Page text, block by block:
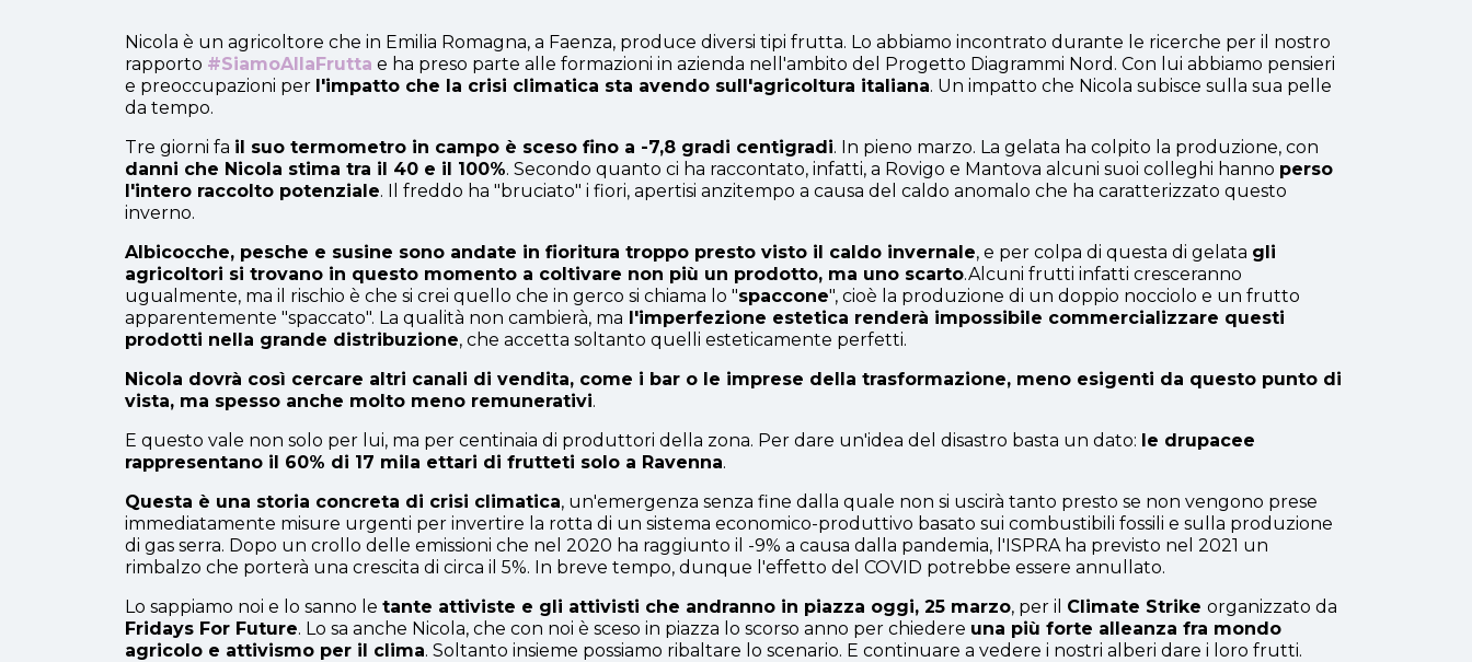
Nicola è un agricoltore che in Emilia Romagna, a Faenza, produce diversi tipi frutta. Lo abbiamo incontrato durante le ricerche per il nostro
rapporto #SiamoAllaFrutta e ha preso parte alle formazioni in azienda nell'ambito del Progetto Diagrammi Nord. Con lui abbiamo pensieri
e preoccupazioni per l'impatto che la crisi climatica sta avendo sull'agricoltura italiana. Un impatto che Nicola subisce sulla sua pelle
da tempo.
Tre giorni fa il suo termometro in campo è sceso fino a -7,8 gradi centigradi. In pieno marzo. La gelata ha colpito la produzione, con
danni che Nicola stima tra il 40 e il 100%. Secondo quanto ci ha raccontato, infatti, a Rovigo e Mantova alcuni suoi colleghi hanno perso
l'intero raccolto potenziale. Il freddo ha "bruciato" i fiori, apertisi anzitempo a causa del caldo anomalo che ha caratterizzato questo
inverno.
Albicocche, pesche e susine sono andate in fioritura troppo presto visto il caldo invernale, e per colpa di questa di gelata gli
agricoltori si trovano in questo momento a coltivare non più un prodotto, ma uno scarto.Alcuni frutti infatti cresceranno
ugualmente, ma il rischio è che si crei quello che in gerco si chiama lo "spaccone", cioè la produzione di un doppio nocciolo e un frutto
apparentemente "spaccato". La qualità non cambierà, ma l'imperfezione estetica renderà impossibile commercializzare questi
prodotti nella grande distribuzione, che accetta soltanto quelli esteticamente perfetti.
Nicola dovrà così cercare altri canali di vendita, come i bar o le imprese della trasformazione, meno esigenti da questo punto di
vista, ma spesso anche molto meno remunerativi.
E questo vale non solo per lui, ma per centinaia di produttori della zona. Per dare un'idea del disastro basta un dato: le drupacee
rappresentano il 60% di 17 mila ettari di frutteti solo a Ravenna.
Questa è una storia concreta di crisi climatica, un'emergenza senza fine dalla quale non si uscirà tanto presto se non vengono prese
immediatamente misure urgenti per invertire la rotta di un sistema economico-produttivo basato sui combustibili fossili e sulla produzione
di gas serra. Dopo un crollo delle emissioni che nel 2020 ha raggiunto il -9% a causa dalla pandemia, l'ISPRA ha previsto nel 2021 un
rimbalzo che porterà una crescita di circa il 5%. In breve tempo, dunque l'effetto del COVID potrebbe essere annullato.
Lo sappiamo noi e lo sanno le tante attiviste e gli attivisti che andranno in piazza oggi, 25 marzo, per il Climate Strike organizzato da
Fridays For Future. Lo sa anche Nicola, che con noi è sceso in piazza lo scorso anno per chiedere una più forte alleanza fra mondo
agricolo e attivismo per il clima. Soltanto insieme possiamo ribaltare lo scenario. E continuare a vedere i nostri alberi dare i loro frutti.